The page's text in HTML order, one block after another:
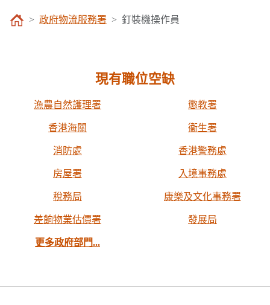
政府物流服務署 釘裝機操作員
現有職位空缺
漁農自然護理署 懲教署
香港海關 衞生署
消防處 香港警務處
房屋署 入境事務處
稅務局 康樂及文化事務署
差餉物業估價署 發展局
更多政府部門...